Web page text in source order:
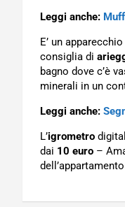
Leggi anche:
E’ un apparecchio
consiglia di
bagno dove c’è
minerali in un
Leggi anche:
L’igrometro
dai 10 euro –